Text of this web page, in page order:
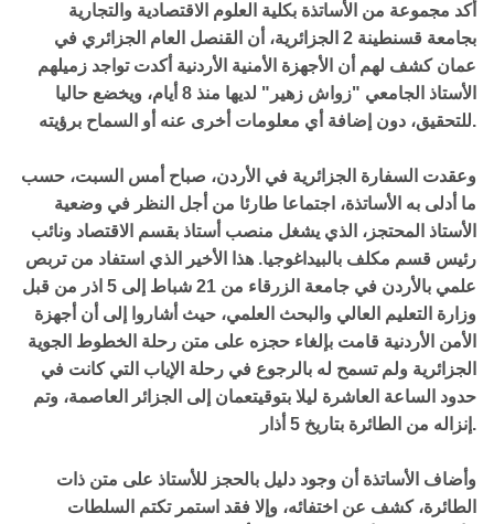
أكد مجموعة من الأساتذة بكلية العلوم الاقتصادية والتجارية
بجامعة قسنطينة 2 الجزائرية، أن القنصل العام الجزائري في
عمان كشف لهم أن الأجهزة الأمنية الأردنية أكدت تواجد زميلهم
الأستاذ الجامعي "زواش زهير" لديها منذ 8 أيام، ويخضع حاليا
للتحقيق، دون إضافة أي معلومات أخرى عنه أو السماح برؤيته.
وعقدت السفارة الجزائرية في الأردن، صباح أمس السبت، حسب
ما أدلى به الأساتذة، اجتماعا طارئا من أجل النظر في وضعية
الأستاذ المحتجز، الذي يشغل منصب أستاذ بقسم الاقتصاد ونائب
رئيس قسم مكلف بالبيداغوجيا. هذا الأخير الذي استفاد من تربص
علمي بالأردن في جامعة الزرقاء من 21 شباط إلى 5 اذر من قبل
وزارة التعليم العالي والبحث العلمي، حيث أشاروا إلى أن أجهزة
الأمن الأردنية قامت بإلغاء حجزه على متن رحلة الخطوط الجوية
الجزائرية ولم تسمح له بالرجوع في رحلة الإياب التي كانت في
حدود الساعة العاشرة ليلا بتوقيتعمان إلى الجزائر العاصمة، وتم
إنزاله من الطائرة بتاريخ 5 أذار.
وأضاف الأساتذة أن وجود دليل بالحجز للأستاذ على متن ذات
الطائرة، كشف عن اختفائه، وإلا فقد استمر تكتم السلطات